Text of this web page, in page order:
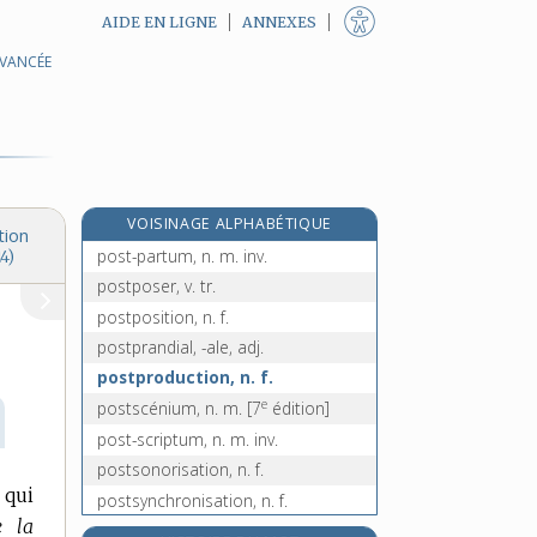
AIDE EN LIGNE ANNEXES
la
VOISINAGE ALPHABÉTIQUE
postopératoire, adj.
post-partum, n. m. inv.
postposer, v. tr.
postposition, n. f.
postprandial, -ale, adj.
postproduction, n. f.
postscénium, n. m. [7e édition]
post-scriptum, n. m. inv.
postsonorisation, n. f.
postsynchronisation, n. f.
postsynchroniser, v. tr.